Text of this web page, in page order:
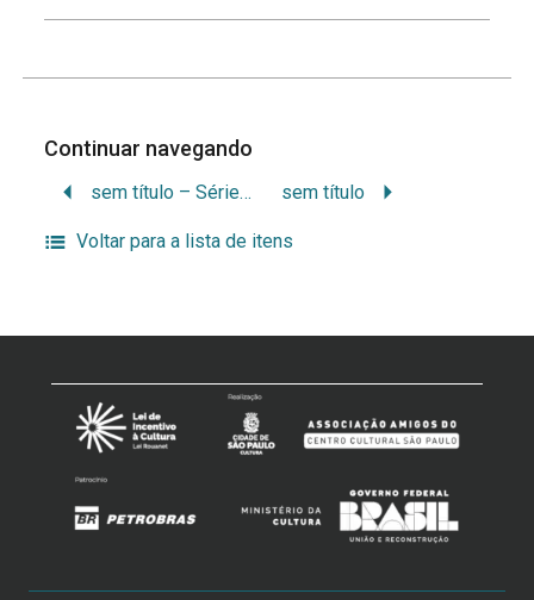
Continuar navegando
sem título – Série “Panos Eis os Homens” sem título
Voltar para a lista de itens